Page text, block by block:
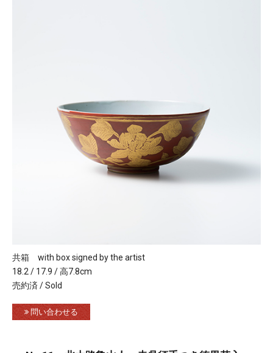
共箱 with box signed by the artist
18.2 / 17.9 / 高7.8cm
売約済 / Sold
問い合わせる